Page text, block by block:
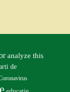
analyze this
de